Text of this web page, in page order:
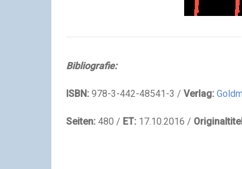
Bibliografie:
ISBN: 978-3-442-48541-3 / Verlag:
Seiten: 480 / ET: 17.10.2016 /